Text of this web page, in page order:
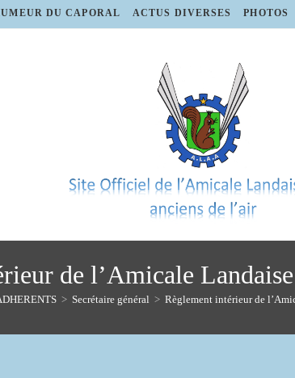
DU CAPORAL ACTUS DIVERSES PHOTOS
de l’Amicale
> Secrétaire général > Règlement intérieur de